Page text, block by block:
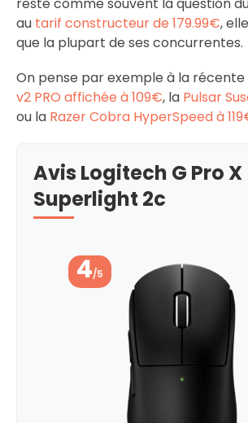
au tarif constructeur de 179.99€,
que la plupart de ses concurrentes.
On pense par exemple à la récente
v2 PRO affichée à 109€, la Pulsar
ou la Razer Cobra HyperSpeed à
Avis Logitech G Pro X
Superlight 2c
4/5